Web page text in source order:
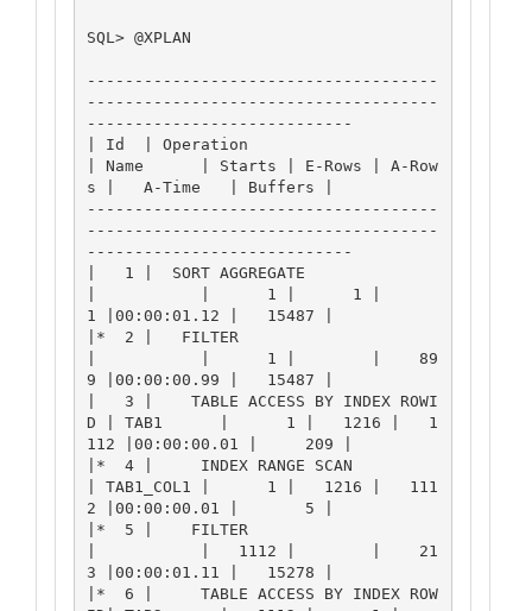
SQL> @XPLAN
-------------------------------------
-------------------------------------
----------------------------
| Id  | Operation
| Name      | Starts | E-Rows | A-Row
s |   A-Time   | Buffers |
-------------------------------------
-------------------------------------
----------------------------
|   1 |  SORT AGGREGATE
|           |      1 |      1 |
1 |00:00:01.12 |   15487 |
|*  2 |   FILTER
|           |      1 |        |    89
9 |00:00:00.99 |   15487 |
|   3 |    TABLE ACCESS BY INDEX ROWI
D | TAB1      |      1 |   1216 |   1
112 |00:00:00.01 |     209 |
|*  4 |     INDEX RANGE SCAN
| TAB1_COL1 |      1 |   1216 |   111
2 |00:00:00.01 |       5 |
|*  5 |    FILTER
|           |   1112 |        |    21
3 |00:00:01.11 |   15278 |
|*  6 |     TABLE ACCESS BY INDEX ROW